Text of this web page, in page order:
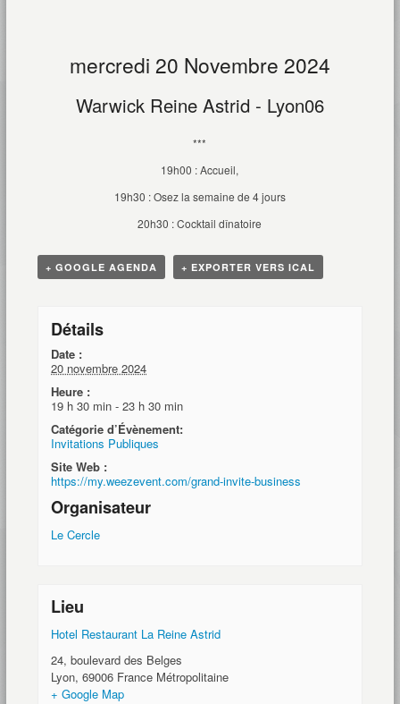
mercredi 20 Novembre 2024
Warwick Reine Astrid - Lyon06
***
19h00 : Accueil,
19h30 : Osez la semaine de 4 jours
20h30 : Cocktail dînatoire
+ GOOGLE AGENDA + EXPORTER VERS ICAL
Détails
Date :
20 novembre 2024
Heure :
19 h 30 min - 23 h 30 min
Catégorie d’Évènement:
Invitations Publiques
Site Web :
https://my.weezevent.com/grand-invite-business
Organisateur
Le Cercle
Lieu
Hotel Restaurant La Reine Astrid
24, boulevard des Belges
Lyon, 69006 France Métropolitaine
+ Google Map